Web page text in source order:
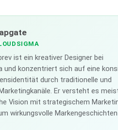
ist ein kreativer Designer bei
und konzentriert sich auf eine
durch traditionelle und
Er versteht es
Vision mit strategischem
wirkungsvolle